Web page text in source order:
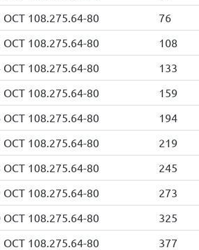
108.275.64-80
76
108.275.64-80
108
108.275.64-80
133
108.275.64-80
159
108.275.64-80
194
108.275.64-80
219
108.275.64-80
245
108.275.64-80
273
108.275.64-80
325
108.275.64-80
377